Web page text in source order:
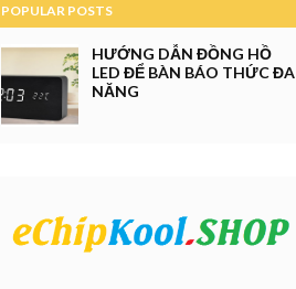
POPULAR POSTS
HƯỚNG DẪN ĐỒNG HỒ
LED ĐỂ BÀN BÁO THỨC ĐA
NĂNG